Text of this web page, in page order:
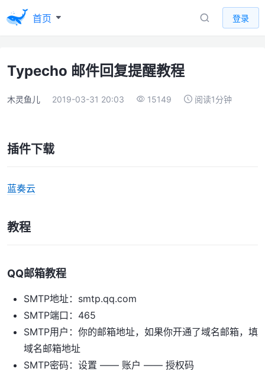
首页 登录
Typecho 邮件回复提醒教程
木灵鱼儿 2019-03-31 20:03 15149 阅读1分钟
插件下载
蓝奏云
教程
QQ邮箱教程
SMTP地址：smtp.qq.com
SMTP端口：465
SMTP用户：你的邮箱地址，如果你开通了域名邮箱，填
域名邮箱地址
SMTP密码：设置 —— 账户 —— 授权码